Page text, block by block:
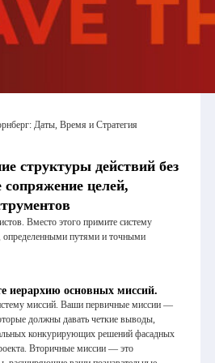
Даты, Время и Стратегия
структуры действий без
целей,
Вместо этого примите систему
определенными путями и точными
иерархию основных миссий.
миссий. Ваши первичные миссии —
должны давать четкие выводы,
конкурирующих решений фасадных
Вторичные миссии — это